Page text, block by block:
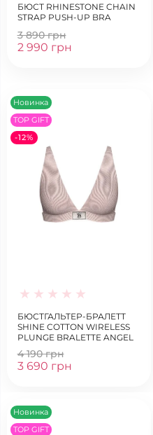
БЮСТ RHINESTONE CHAIN
STRAP PUSH-UP BRA
3 890 грн
2 990 грн
Новинка
TOP GIFT
-12%
БЮСТГАЛЬТЕР-БРАЛЕТТ
SHINE COTTON WIRELESS
PLUNGE BRALETTE ANGEL
4 190 грн
3 690 грн
Новинка
TOP GIFT